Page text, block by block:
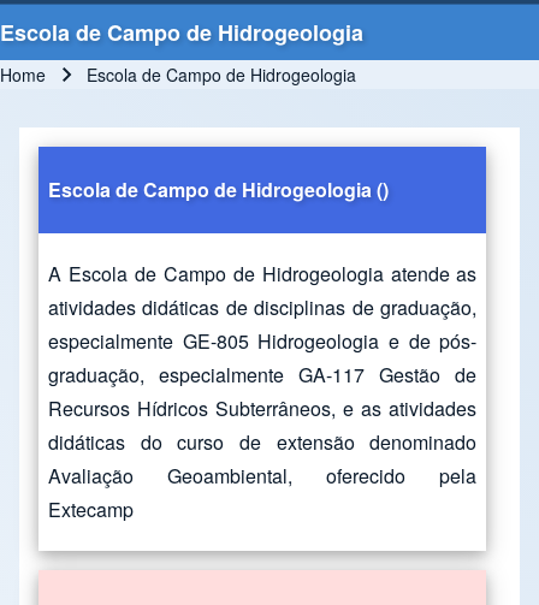
Escola de Campo de Hidrogeologia
Home Escola de Campo de Hidrogeologia
Escola de Campo de Hidrogeologia()
A Escola de Campo de Hidrogeologia atende as
atividades didáticas de disciplinas de graduação,
especialmente GE-805 Hidrogeologia e de pós-
graduação, especialmente GA-117 Gestão de
Recursos Hídricos Subterrâneos, e as atividades
didáticas do curso de extensão denominado
Avaliação Geoambiental, oferecido pela
Extecamp